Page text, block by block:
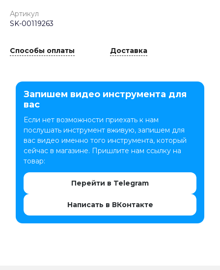
Артикул
SK-00119263
Способы оплаты Доставка
Запишем видео инструмента для
вас
Если нет возможности приехать к нам
послушать инструмент вживую, запишем для
вас видео именно того инструмента, который
сейчас в магазине. Пришлите нам ссылку на
товар:
Перейти в Telegram
Написать в ВКонтакте